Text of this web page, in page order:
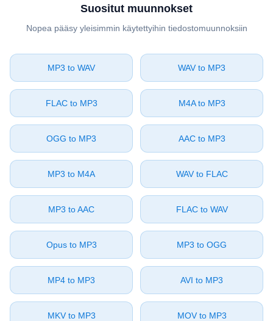
Suositut muunnokset
Nopea pääsy yleisimmin käytettyihin tiedostomuunnoksiin
⁦MP3⁩ to ⁦WAV⁩ ⁦WAV⁩ to ⁦MP3⁩
⁦FLAC⁩ to ⁦MP3⁩ ⁦M4A⁩ to ⁦MP3⁩
⁦OGG⁩ to ⁦MP3⁩ ⁦AAC⁩ to ⁦MP3⁩
⁦MP3⁩ to ⁦M4A⁩ ⁦WAV⁩ to ⁦FLAC⁩
⁦MP3⁩ to ⁦AAC⁩ ⁦FLAC⁩ to ⁦WAV⁩
⁦Opus⁩ to ⁦MP3⁩ ⁦MP3⁩ to ⁦OGG⁩
⁦MP4⁩ to ⁦MP3⁩ ⁦AVI⁩ to ⁦MP3⁩
⁦MKV⁩ to ⁦MP3⁩ ⁦MOV⁩ to ⁦MP3⁩